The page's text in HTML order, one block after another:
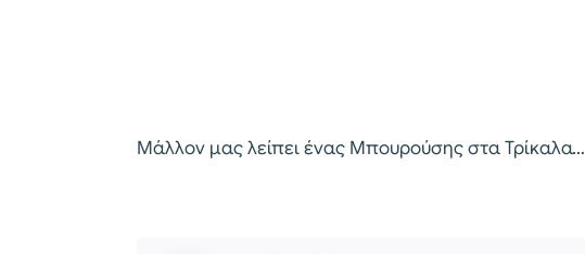
Μάλλον μας λείπει ένας Μπουρούσης στα Τρίκαλα…